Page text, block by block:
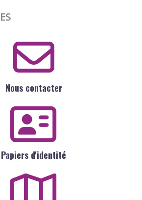
Nous contacter
Papiers d'identité